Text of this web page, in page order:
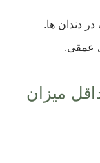
دندان ها.
عمقی.
میزان